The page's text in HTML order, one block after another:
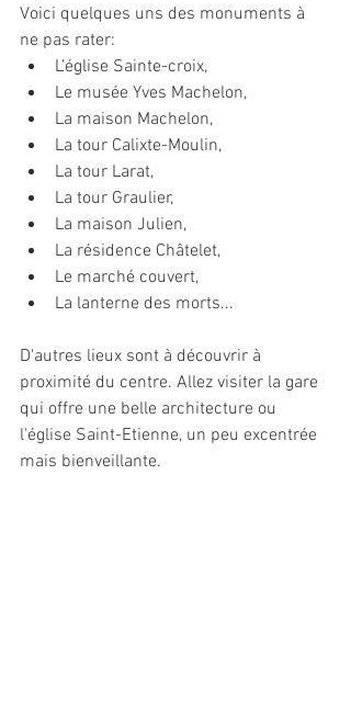
Voici quelques uns des monuments à
ne pas rater:
L'église Sainte-croix,
Le musée Yves Machelon,
La maison Machelon,
La tour Calixte-Moulin,
La tour Larat,
La tour Graulier,
La maison Julien,
La résidence Châtelet,
Le marché couvert,
La lanterne des morts...
D'autres lieux sont à découvrir à
proximité du centre. Allez visiter la gare
qui offre une belle architecture ou
l'église Saint-Etienne, un peu excentrée
mais bienveillante.